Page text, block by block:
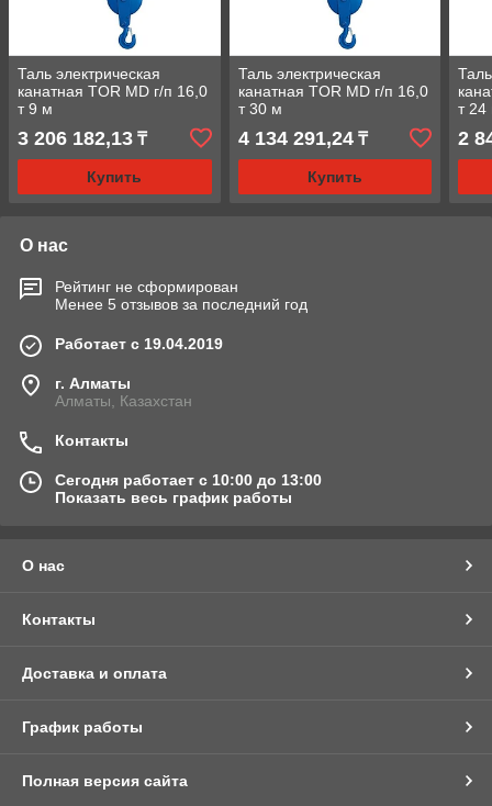
Таль электрическая
канатная TOR MD г/п 16,0
т 9 м
3 206 182,13 ₸
Купить
Таль электрическая
канатная TOR MD г/п 16,0
т 30 м
4 134 291,24₸
Купить
т 24
2
О нас
Рейтинг не сформирован
Менее 5 отзывов за последний год
Работает с 19.04.2019
г. Алматы
Алматы, Казахстан
Контакты
Сегодня работает с 10:00 до 13:00
Показать весь график работы
О нас
Контакты
Доставка и оплата
График работы
Полная версия сайта